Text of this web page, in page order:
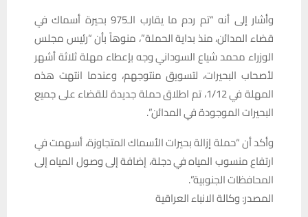
وأشار إلى أنه “تم ردم ما يقارب الـ975 بحيرة أسماك في
قضاء المدائن، منذ بداية الحملة”، منوهاً بأن “رئيس مجلس
الوزراء محمد شياع السوداني وجه بإعطاء مهلة ثلاثة أشهر
لأصحاب البحيرات، لتسويق منتوجهم، وعندما انتهت هذه
المهلة في 1/12، تم اطلاق حملة جديدة للقضاء على جميع
البحيرات الموجودة في المدائن”.
وأكد أن “حملة إزالة بحيرات الأسماك المتجاوزة، أسهمت في
ارتفاع منسوب المياه في دجلة، إضافة إلى وصول المياه إلى
المحافظات الجنوبية”.
المصدر: وكالة الانباء العراقية